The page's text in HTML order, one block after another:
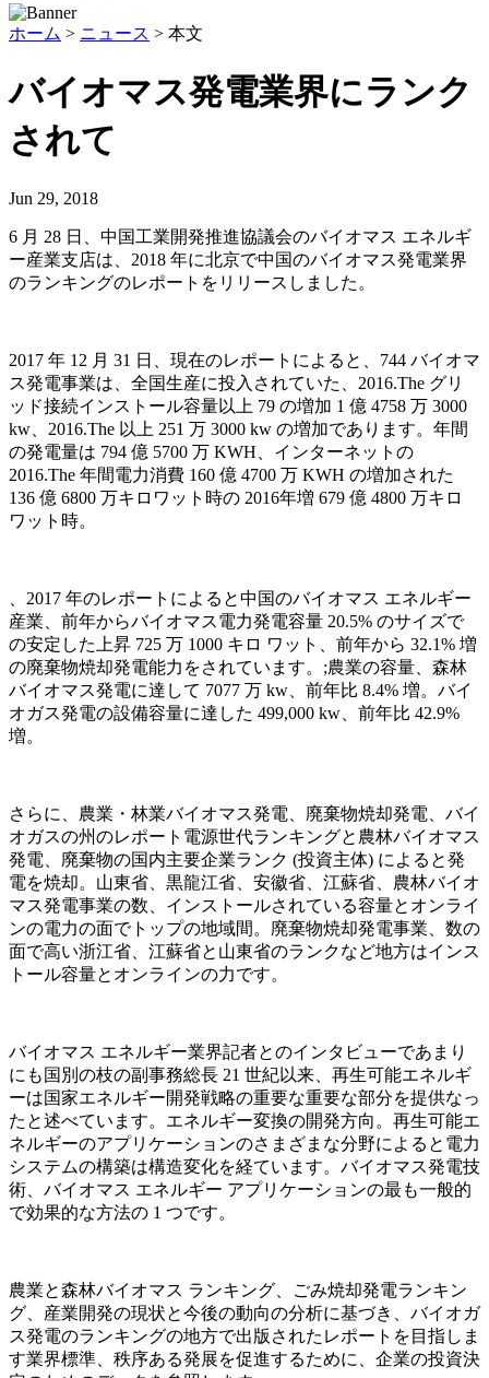
ホーム > ニュース > 本文
バイオマス発電業界にランク
されて
Jun 29, 2018
6 月 28 日、中国工業開発推進協議会のバイオマス エネルギ
ー産業支店は、2018 年に北京で中国のバイオマス発電業界
のランキングのレポートをリリースしました。
2017 年 12 月 31 日、現在のレポートによると、744 バイオマ
ス発電事業は、全国生産に投入されていた、2016.The グリ
ッド接続インストール容量以上 79 の増加 1 億 4758 万 3000
kw、2016.The 以上 251 万 3000 kw の増加であります。年間
の発電量は 794 億 5700 万 KWH、インターネットの
2016.The 年間電力消費 160 億 4700 万 KWH の増加された
136 億 6800 万キロワット時の 2016年増 679 億 4800 万キロ
ワット時。
、2017 年のレポートによると中国のバイオマス エネルギー
産業、前年からバイオマス電力発電容量 20.5% のサイズで
の安定した上昇 725 万 1000 キロ ワット、前年から 32.1% 増
の廃棄物焼却発電能力をされています。;農業の容量、森林
バイオマス発電に達して 7077 万 kw、前年比 8.4% 増。バイ
オガス発電の設備容量に達した 499,000 kw、前年比 42.9%
増。
さらに、農業・林業バイオマス発電、廃棄物焼却発電、バイ
オガスの州のレポート電源世代ランキングと農林バイオマス
発電、廃棄物の国内主要企業ランク (投資主体) によると発
電を焼却。山東省、黒龍江省、安徽省、江蘇省、農林バイオ
マス発電事業の数、インストールされている容量とオンライ
ンの電力の面でトップの地域間。廃棄物焼却発電事業、数の
面で高い浙江省、江蘇省と山東省のランクなど地方はインス
トール容量とオンラインの力です。
バイオマス エネルギー業界記者とのインタビューであまり
にも国別の枝の副事務総長 21 世紀以来、再生可能エネルギ
ーは国家エネルギー開発戦略の重要な重要な部分を提供なっ
たと述べています。エネルギー変換の開発方向。再生可能エ
ネルギーのアプリケーションのさまざまな分野によると電力
システムの構築は構造変化を経ています。バイオマス発電技
術、バイオマス エネルギー アプリケーションの最も一般的
で効果的な方法の 1 つです。
農業と森林バイオマス ランキング、ごみ焼却発電ランキン
グ、産業開発の現状と今後の動向の分析に基づき、バイオガ
ス発電のランキングの地方で出版されたレポートを目指しま
す業界標準、秩序ある発展を促進するために、企業の投資決